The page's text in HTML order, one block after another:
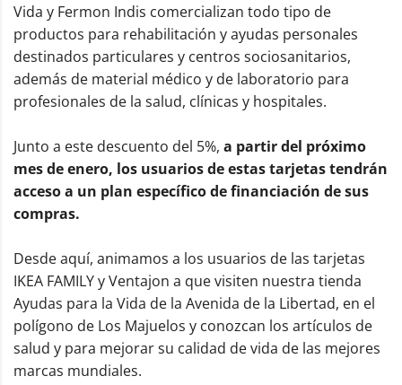
Vida y Fermon Indis comercializan todo tipo de
productos para rehabilitación y ayudas personales
destinados particulares y centros sociosanitarios,
además de material médico y de laboratorio para
profesionales de la salud, clínicas y hospitales.
Junto a este descuento del 5%, a partir del próximo
mes de enero, los usuarios de estas tarjetas tendrán
acceso a un plan específico de financiación de sus
compras.
Desde aquí, animamos a los usuarios de las tarjetas
IKEA FAMILY y Ventajon a que visiten nuestra tienda
Ayudas para la Vida de la Avenida de la Libertad, en el
polígono de Los Majuelos y conozcan los artículos de
salud y para mejorar su calidad de vida de las mejores
marcas mundiales.